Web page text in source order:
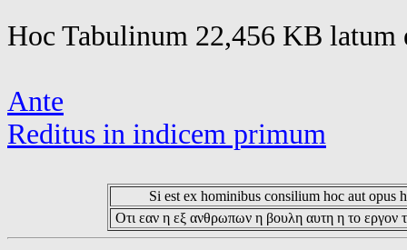
Hoc Tabulinum 22,456 KB latum
Ante
Reditus in indicem primum
Si est ex hominibus consilium hoc aut opus
Οτι εαν η εξ ανθρωπων η βουλη αυτη η το εργον